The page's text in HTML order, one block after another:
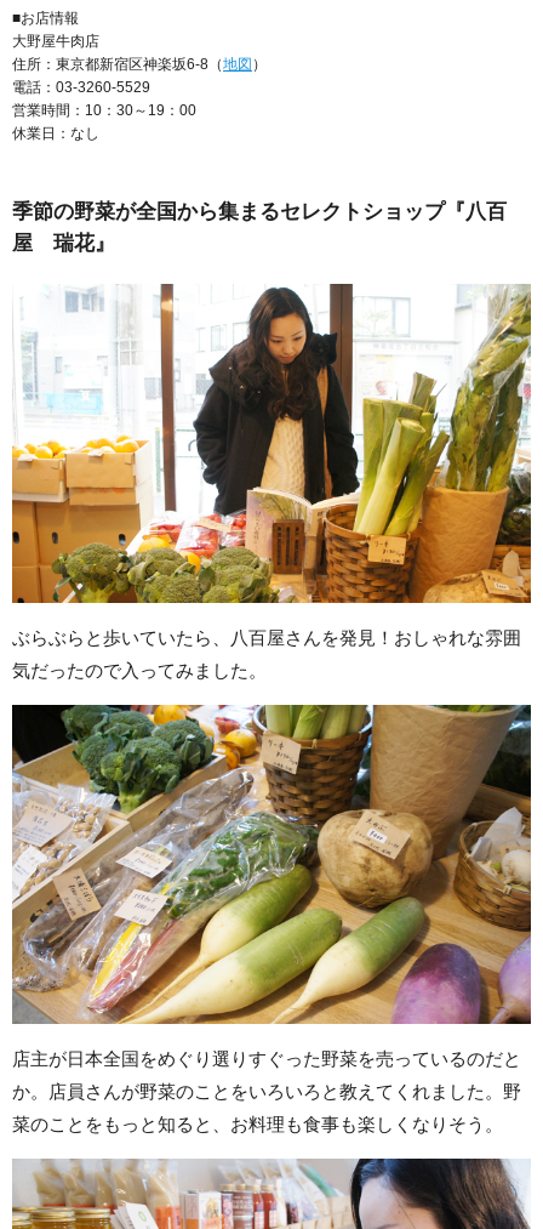
■お店情報
大野屋牛肉店
住所：東京都新宿区神楽坂6-8（地図 ）
電話：03-3260-5529
営業時間：10：30～19：00
休業日：なし
季節の野菜が全国から集まるセレクトショップ『八百
屋 瑞花』
ぶらぶらと歩いていたら、八百屋さんを発見！おしゃれな雰囲
気だったので入ってみました。
店主が日本全国をめぐり選りすぐった野菜を売っているのだと
か。店員さんが野菜のことをいろいろと教えてくれました。野
菜のことをもっと知ると、お料理も食事も楽しくなりそう。